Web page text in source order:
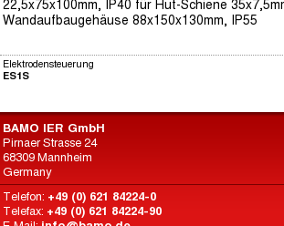
22,5x75x100mm, IP40 für Hut-Schiene
Wandaufbaugehäuse 88x150x130mm, IP55
Elektrodensteuerung
ES1S
BAMO IER GmbH
Pirnaer Strasse 24
68309 Mannheim
Germany
Telefon: +49 (0) 621 84224-0
Telefax: +49 (0) 621 84224-90